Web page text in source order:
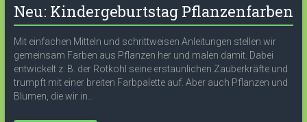
Neu: Kindergeburtstag Pflanzenfarben
Mit einfachen Mitteln und schrittweisen Anleitungen stellen wir
gemeinsam Farben aus Pflanzen her und malen damit. Dabei
entwickelt z. B. der Rotkohl seine erstaunlichen Zauberkräfte und
trumpft mit einer breiten Farbpalette auf. Aber auch Pflanzen und
Blumen, die wir in...